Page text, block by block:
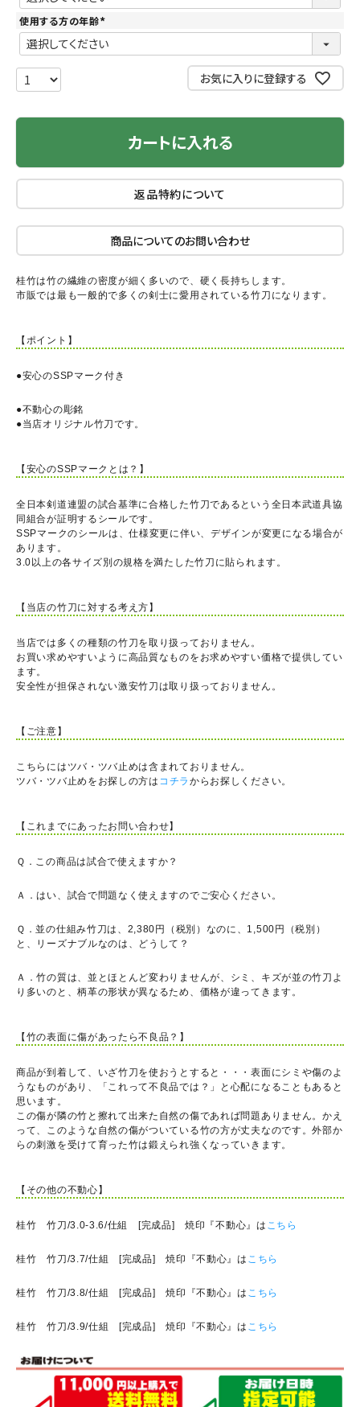
須
)
使用する方の年齢
(
必
須
)
お気に入りに登録する
カートに入れる
返品特約について
商品についてのお問い合わせ
桂竹は竹の繊維の密度が細く多いので、硬く長持ちします。
市販では最も一般的で多くの剣士に愛用されている竹刀になります。
【ポイント】
●安心のSSPマーク付き
●不動心の彫銘
●当店オリジナル竹刀です。
【安心のSSPマークとは？】
全日本剣道連盟の試合基準に合格した竹刀であるという全日本武道具協
同組合が証明するシールです。
SSPマークのシールは、仕様変更に伴い、デザインが変更になる場合が
あります。
3.0以上の各サイズ別の規格を満たした竹刀に貼られます。
【当店の竹刀に対する考え方】
当店では多くの種類の竹刀を取り扱っておりません。
お買い求めやすいように高品質なものをお求めやすい価格で提供してい
ます。
安全性が担保されない激安竹刀は取り扱っておりません。
【ご注意】
こちらにはツバ・ツバ止めは含まれておりません。
ツバ・ツバ止めをお探しの方は コチラ からお探しください。
【これまでにあったお問い合わせ】
Ｑ．この商品は試合で使えますか？
Ａ．はい、試合で問題なく使えますのでご安心ください。
Ｑ．並の仕組み竹刀は、2,380円（税別）なのに、1,500円（税別）
と、リーズナブルなのは、どうして？
Ａ．竹の質は、並とほとんど変わりませんが、シミ、キズが並の竹刀よ
り多いのと、柄革の形状が異なるため、価格が違ってきます。
【竹の表面に傷があったら不良品？】
商品が到着して、いざ竹刀を使おうとすると・・・表面にシミや傷のよ
うなものがあり、「これって不良品では？」と心配になることもあると
思います。
この傷が隣の竹と擦れて出来た自然の傷であれば問題ありません。かえ
って、このような自然の傷がついている竹の方が丈夫なのです。外部か
らの刺激を受けて育った竹は鍛えられ強くなっていきます。
【その他の不動心】
桂竹 竹刀/3.0-3.6/仕組 [完成品] 焼印『不動心』は こちら
桂竹 竹刀/3.7/仕組 [完成品] 焼印『不動心』は こちら
桂竹 竹刀/3.8/仕組 [完成品] 焼印『不動心』は こちら
桂竹 竹刀/3.9/仕組 [完成品] 焼印『不動心』は こちら